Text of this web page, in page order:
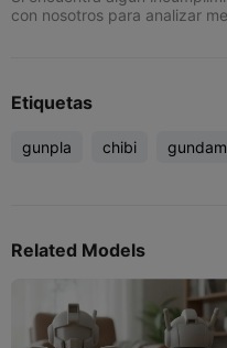
con nosotros para analizar
Etiquetas
gunpla chibi gundam
Related Models